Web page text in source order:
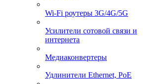
Wi-Fi роутеры 3G/4G/5G
Усилители сотовой связи и
интернета
Медиаконвертеры
Удлинители Ethernet, PoE